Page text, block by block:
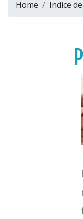
Home Indice